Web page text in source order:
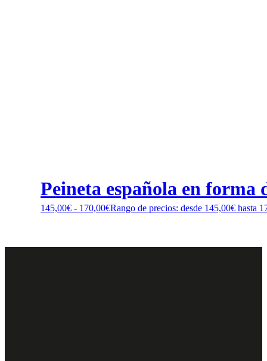
Peineta española en forma
145,00€ - 170,00€Rango de precios: desde 145,00€ hasta